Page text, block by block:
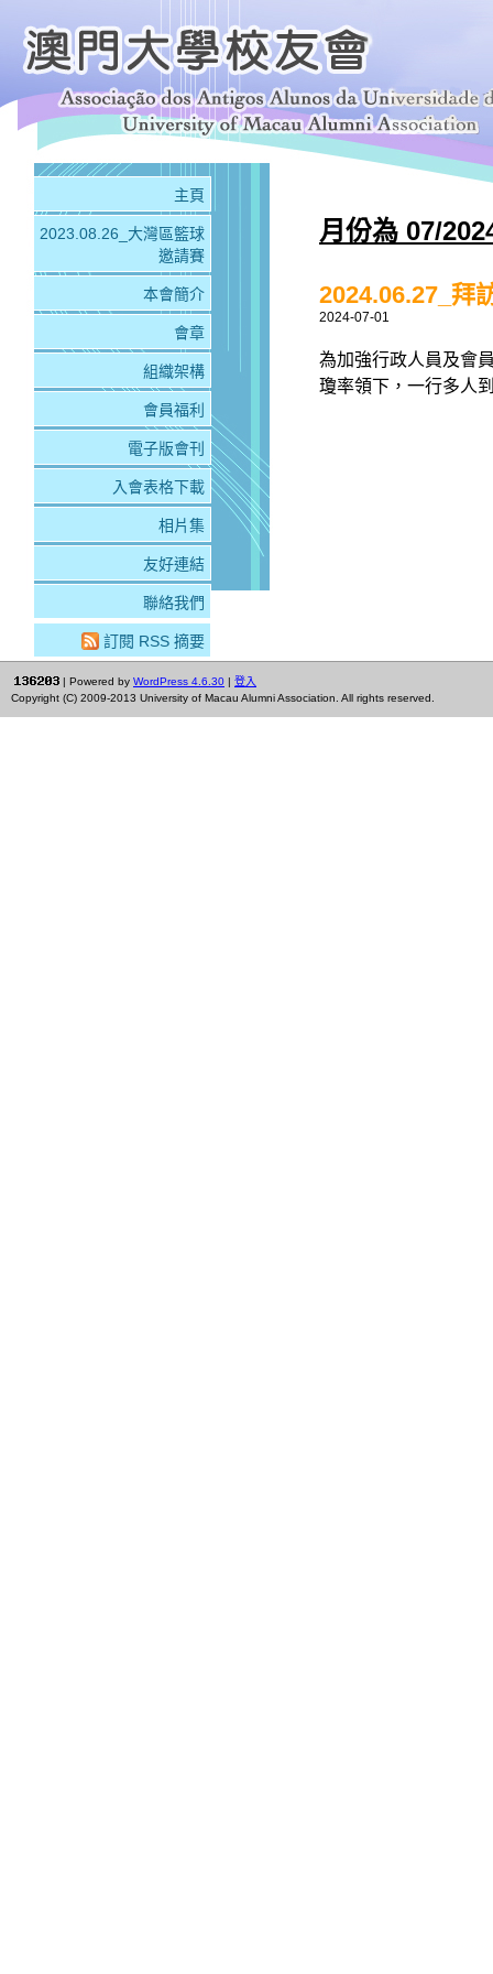
月份為 07/
2024.06.27_拜
2024-07-01
為加強行政人員及會
瓊率領下，一行多人
主頁
2023.08.26_大灣區籃球
邀請賽
本會簡介
會章
組織架構
會員福利
電子版會刊
入會表格下載
相片集
友好連結
聯絡我們
訂閱 RSS 摘要
| Powered by WordPress 4.6.30 | 登入
Copyright (C) 2009-2013 University of Macau Alumni Association. All rights reserved.